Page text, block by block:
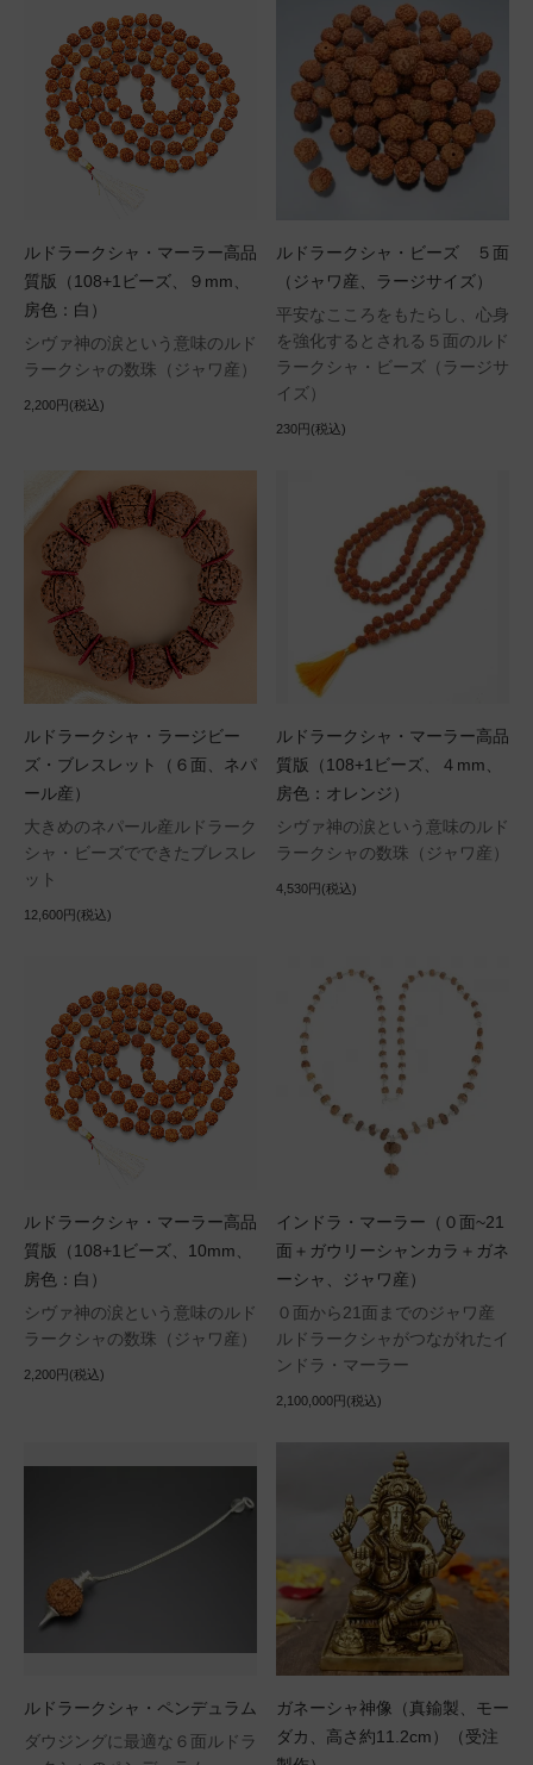
ルドラークシャ・マーラー高品
質版（108+1ビーズ、９mm、
房色：白）
シヴァ神の涙という意味のルド
ラークシャの数珠（ジャワ産）
2,200円(税込)
ルドラークシャ・ビーズ ５面
（ジャワ産、ラージサイズ）
平安なこころをもたらし、心身
を強化するとされる５面のルド
ラークシャ・ビーズ（ラージサ
イズ）
230円(税込)
ルドラークシャ・ラージビー
ズ・ブレスレット（６面、ネパ
ール産）
大きめのネパール産ルドラーク
シャ・ビーズでできたブレスレ
ット
12,600円(税込)
ルドラークシャ・マーラー高品
質版（108+1ビーズ、４mm、
房色：オレンジ）
シヴァ神の涙という意味のルド
ラークシャの数珠（ジャワ産）
4,530円(税込)
ルドラークシャ・マーラー高品
質版（108+1ビーズ、10mm、
房色：白）
シヴァ神の涙という意味のルド
ラークシャの数珠（ジャワ産）
2,200円(税込)
インドラ・マーラー（０面~21
面＋ガウリーシャンカラ＋ガネ
ーシャ、ジャワ産）
０面から21面までのジャワ産
ルドラークシャがつながれたイ
ンドラ・マーラー
2,100,000円(税込)
ルドラークシャ・ペンデュラム
ダウジングに最適な６面ルドラ
ガネーシャ神像（真鍮製、モー
ダカ、高さ約11.2cm）（受注